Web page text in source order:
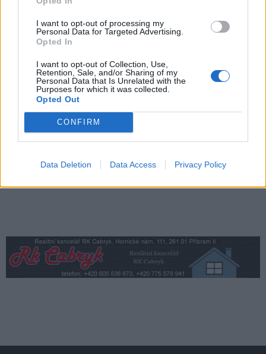
I want to opt-out of processing my
Personal Data for Targeted Advertising.
Opted In
I want to opt-out of Collection, Use,
Retention, Sale, and/or Sharing of my
Personal Data that Is Unrelated with the
Purposes for which it was collected.
Opted Out
CONFIRM
Data Deletion Data Access Privacy Policy
Zpravodajství
Příbram modernizuje parkovací automaty.
Kam na výlet se psem? Střední Čechy
nabízejí hrady, skanzeny i osvěžení
v přírodě